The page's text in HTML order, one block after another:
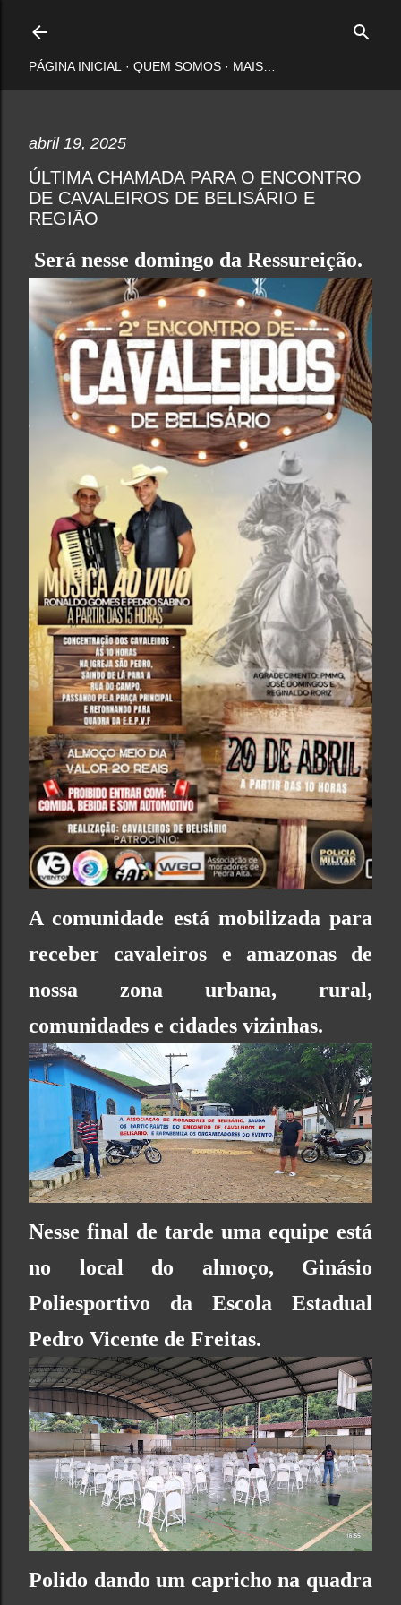
PÁGINA INICIAL QUEM SOMOS MAIS…
abril 19, 2025
ÚLTIMA CHAMADA PARA O ENCONTRO
DE CAVALEIROS DE BELISÁRIO E
REGIÃO
Será nesse domingo da Ressureição.
A comunidade está mobilizada para
receber cavaleiros e amazonas de
nossa zona urbana, rural,
comunidades e cidades vizinhas.
Nesse final de tarde uma equipe está
no local do almoço, Ginásio
Poliesportivo da Escola Estadual
Pedro Vicente de Freitas.
Polido dando um capricho na quadra